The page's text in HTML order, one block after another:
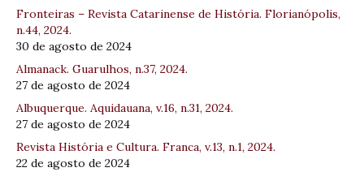
Fronteiras – Revista Catarinense de História. Florianópolis,
n.44, 2024.
30 de agosto de 2024
Almanack. Guarulhos, n.37, 2024.
27 de agosto de 2024
Albuquerque. Aquidauana, v.16, n.31, 2024.
27 de agosto de 2024
Revista História e Cultura. Franca, v.13, n.1, 2024.
22 de agosto de 2024